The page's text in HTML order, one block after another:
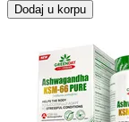
Dodaj u korpu